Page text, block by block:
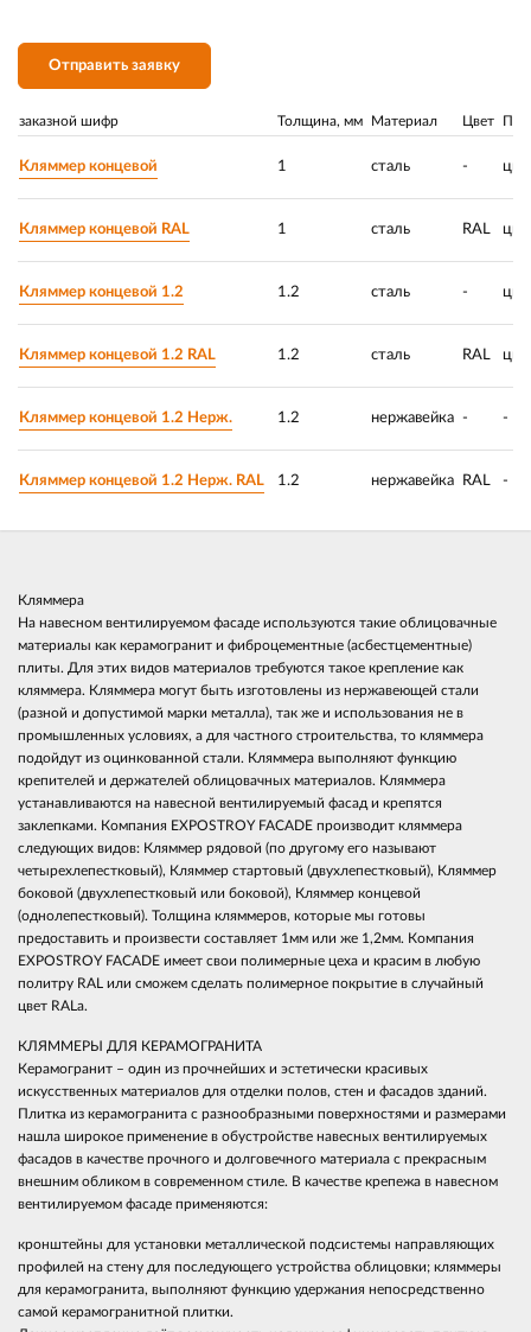
Отправить заявку
заказной шифр Толщина, мм Материал Цвет
Кляммер концевой 1 сталь -
Кляммер концевой RAL 1 сталь RAL
Кляммер концевой 1.2 1.2 сталь -
Кляммер концевой 1.2 RAL 1.2 сталь RAL
Кляммер концевой 1.2 Нерж. 1.2 нержавейка - -
Кляммер концевой 1.2 Hерж. RAL 1.2 нержавейка RAL -
Кляммера
На навесном вентилируемом фасаде используются такие облицовачные
материалы как керамогранит и фиброцементные (асбестцементные)
плиты. Для этих видов материалов требуются такое крепление как
кляммера. Кляммера могут быть изготовлены из нержавеющей стали
(разной и допустимой марки металла), так же и использования не в
промышленных условиях, а для частного строительства, то кляммера
подойдут из оцинкованной стали. Кляммера выполняют функцию
крепителей и держателей облицовачных материалов. Кляммера
устанавливаются на навесной вентилируемый фасад и крепятся
заклепками. Компания EXPOSTROY FACADE производит кляммера
следующих видов: Кляммер рядовой (по другому его называют
четырехлепестковый), Кляммер стартовый (двухлепестковый), Кляммер
боковой (двухлепестковый или боковой), Кляммер концевой
(однолепестковый). Толщина кляммеров, которые мы готовы
предоставить и произвести составляет 1мм или же 1,2мм. Компания
EXPOSTROY FACADE имеет свои полимерные цеха и красим в любую
политру RAL или сможем сделать полимерное покрытие в случайный
цвет RALа.
КЛЯММЕРЫ ДЛЯ КЕРАМОГРАНИТА
Керамогранит – один из прочнейших и эстетически красивых
искусственных материалов для отделки полов, стен и фасадов зданий.
Плитка из керамогранита с разнообразными поверхностями и размерами
нашла широкое применение в обустройстве навесных вентилируемых
фасадов в качестве прочного и долговечного материала с прекрасным
внешним обликом в современном стиле. В качестве крепежа в навесном
вентилируемом фасаде применяются:
кронштейны для установки металлической подсистемы направляющих
профилей на стену для последующего устройства облицовки; кляммеры
для керамогранита, выполняют функцию удержания непосредственно
самой керамогранитной плитки.